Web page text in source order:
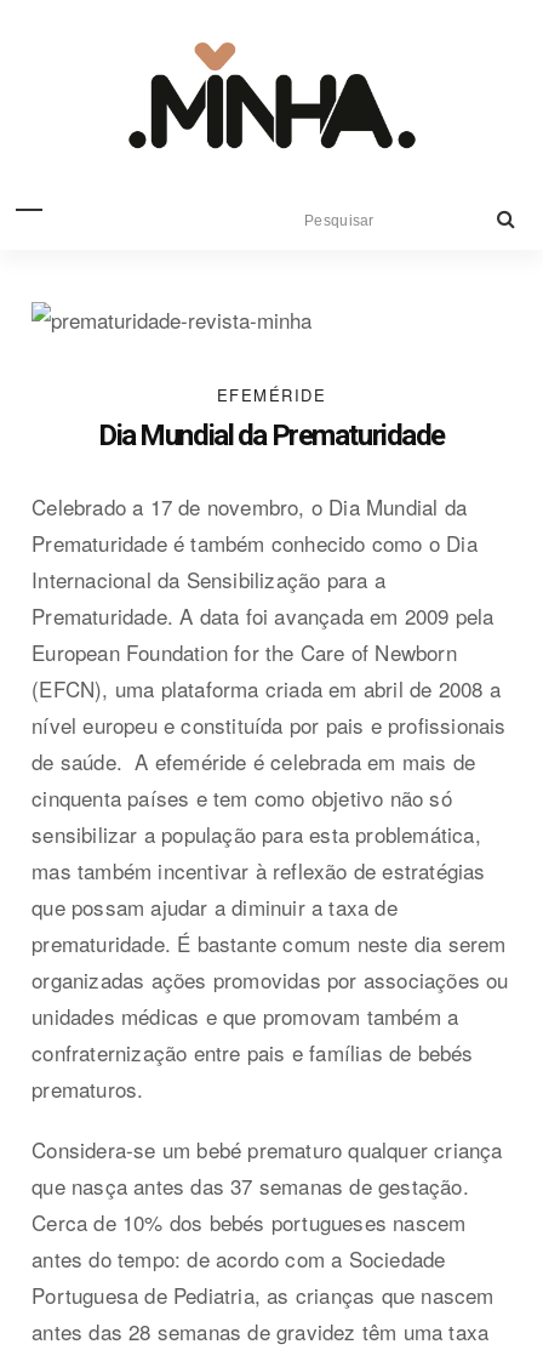
EFEMÉRIDE
Dia Mundial da Prematuridade
Celebrado a 17 de novembro, o Dia Mundial da
Prematuridade é também conhecido como o Dia
Internacional da Sensibilização para a
Prematuridade. A data foi avançada em 2009 pela
European Foundation for the Care of Newborn
(EFCN), uma plataforma criada em abril de 2008 a
nível europeu e constituída por pais e profissionais
de saúde. A efeméride é celebrada em mais de
cinquenta países e tem como objetivo não só
sensibilizar a população para esta problemática,
mas também incentivar à reflexão de estratégias
que possam ajudar a diminuir a taxa de
prematuridade. É bastante comum neste dia serem
organizadas ações promovidas por associações ou
unidades médicas e que promovam também a
confraternização entre pais e famílias de bebés
prematuros.
Considera-se um bebé prematuro qualquer criança
que nasça antes das 37 semanas de gestação.
Cerca de 10% dos bebés portugueses nascem
antes do tempo: de acordo com a Sociedade
Portuguesa de Pediatria, as crianças que nascem
antes das 28 semanas de gravidez têm uma taxa